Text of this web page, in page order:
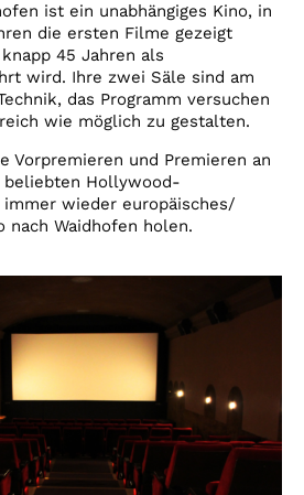
ist ein unabhängiges Kino, in
die ersten Filme gezeigt
45 Jahren als
wird. Ihre zwei Säle sind am
das Programm versuchen
wie möglich zu gestalten.
Vorpremieren und Premieren an
beliebten Hollywood-
wieder europäisches/
nach Waidhofen holen.